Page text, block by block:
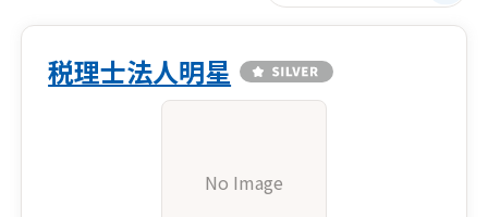
税理士法人明星
No Image